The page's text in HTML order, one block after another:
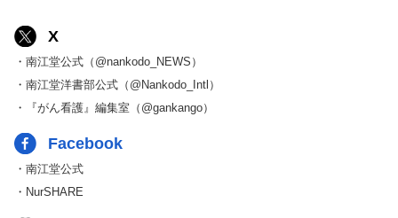
X
・南江堂公式（@nankodo_NEWS）
・南江堂洋書部公式（@Nankodo_Intl）
・『がん看護』編集室（@gankango）
Facebook
・南江堂公式
・NurSHARE